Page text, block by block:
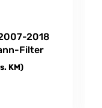
2018
Filter
KM)